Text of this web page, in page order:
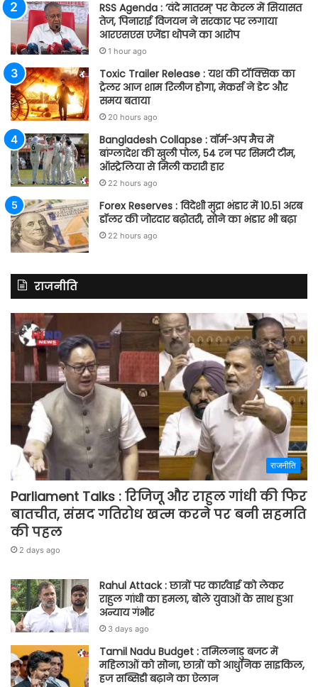
RSS Agenda : ‘वंदे मातरम्’ पर केरल में सियासत
तेज, पिनाराई विजयन ने सरकार पर लगाया
आरएसएस एजेंडा थोपने का आरोप
1 hour ago
Toxic Trailer Release : यश की टॉक्सिक का
ट्रेलर आज शाम रिलीज होगा, मेकर्स ने डेट और
समय बताया
20 hours ago
Bangladesh Collapse : वॉर्म-अप मैच में
बांग्लादेश की खुली पोल, 54 रन पर सिमटी टीम,
ऑस्ट्रेलिया से मिली करारी हार
22 hours ago
Forex Reserves : विदेशी मुद्रा भंडार में 10.51 अरब
डॉलर की जोरदार बढ़ोतरी, सोने का भंडार भी बढ़ा
22 hours ago
राजनीति
राजनीति
Parliament Talks : रिजिजू और राहुल गांधी की फिर
बातचीत, संसद गतिरोध खत्म करने पर बनी सहमति
की पहल
2 days ago
Rahul Attack : छात्रों पर कार्रवाई को लेकर
राहुल गांधी का हमला, बोले युवाओं के साथ हुआ
अन्याय गंभीर
3 days ago
Tamil Nadu Budget : तमिलनाडु बजट में
महिलाओं को सोना, छात्रों को आधुनिक साइकिल,
हज सब्सिडी बढ़ाने का ऐलान